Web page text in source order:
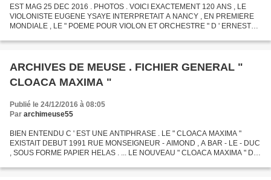
EST MAG 25 DEC 2016 . PHOTOS . VOICI EXACTEMENT 120 ANS , LE
VIOLONISTE EUGENE YSAYE INTERPRETAIT A NANCY , EN PREMIERE
MONDIALE , LE " POEME POUR VIOLON ET ORCHESTRE " D ' ERNEST
ARCHIVES DE MEUSE . FICHIER GENERAL "
CLOACA MAXIMA "
Publié le 24/12/2016 à 08:05
Par archimeuse55
BIEN ENTENDU C ' EST UNE ANTIPHRASE . LE " CLOACA MAXIMA "
EXISTAIT DEBUT 1991 RUE MONSEIGNEUR - AIMOND , A BAR - LE - DUC
, SOUS FORME PAPIER HELAS . ... LE NOUVEAU " CLOACA MAXIMA " DE
'...